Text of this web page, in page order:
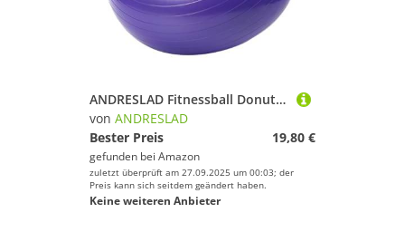
ANDRESLAD Fitnessball Donut Form Anti Burst Gymnastikball mit Rutschfester Oberfläche und Inkl Luftpumpe Dicker PVC Yoga Balanceball für Pilates Training Zuhause
von ANDRESLAD
Bester Preis
19,80 €
gefunden bei Amazon
zuletzt überprüft am 27.09.2025 um 00:03; der
Preis kann sich seitdem geändert haben.
Keine weiteren Anbieter